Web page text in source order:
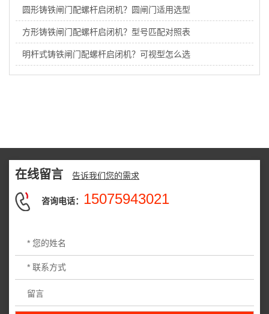
圆形铸铁闸门配螺杆启闭机？圆闸门适用选型
方形铸铁闸门配螺杆启闭机？型号匹配对照表
明杆式铸铁闸门配螺杆启闭机？可视型怎么选
在线留言 告诉我们您的需求
咨询电话： 15075943021